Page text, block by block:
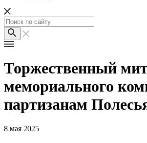
Торжественный
мемориального
партизанам
8 мая 2025